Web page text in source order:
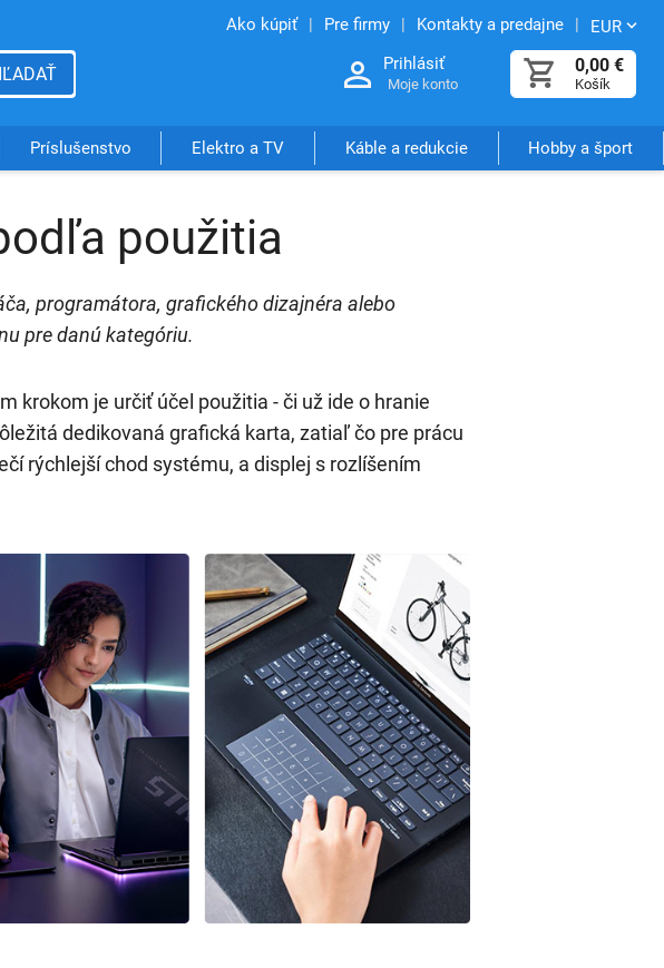
Ako kúpiť Pre firmy Kontakty a predajne EUR
0,00 €
Košík
Prihlásiť
Moje konto
HĽADAŤ
Príslušenstvo Elektro a TV Káble a redukcie Hobby a šport
použitia
programátora, grafického dizajnéra alebo
pre danú kategóriu.
krokom je určiť účel použitia - či už ide o hranie
dedikovaná grafická karta, zatiaľ čo pre prácu
rýchlejší chod systému, a displej s rozlíšením